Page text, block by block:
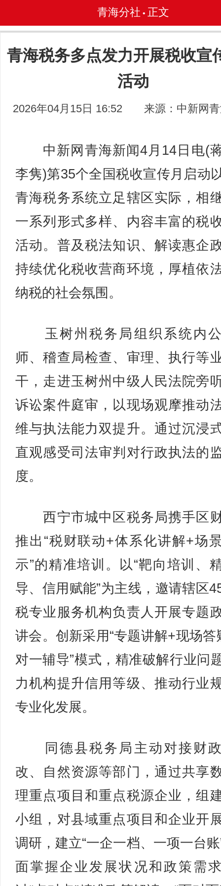
青海分社 • 正文
青海税务多点发力开展税收宣
活动
2026年04月15日 16:52 来源：中新网
中新网青海新闻4月14日电(
李隽)第35个全国税收宣传月启动
青海税务系统立足辖区实际，相
一系列形式多样、内容丰富的税
活动。普及税法知识、解读惠企
持续优化税收营商环境，厚植依
纳税的社会氛围。
玉树州税务局组织系统内
师、稽查局检查、审理、执行等
干，走进玉树州中级人民法院旁
诉讼案件庭审，以现场观摩推动
维与执法能力双提升。通过沉浸
直观感受司法审判对行政执法的
度。
西宁市城中区税务局携手区
推出“税财联动+体系化讲解+场
示”的精准培训。以“靶向培训、
导、信用赋能”为主线，邀请辖区
税专业服务机构负责人开展专题
讲会。创新采用“专题讲解+现场答
对一辅导”模式，精准破解行业问
力机构提升信用等级、推动行业
专业化发展。
同德县税务局主动对接财
改、自然资源等部门，通过共享
理重点项目和重点税源企业，组
小组，对县域重点项目和企业开
调研，建立“一企一档、一项一台
面掌握企业发展状况和政策需